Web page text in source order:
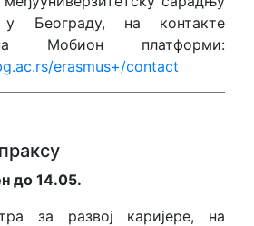
у Београду, на контакте
Мобион платформи:
erasmus+/contact
до 14.05.
за развој каријере, на